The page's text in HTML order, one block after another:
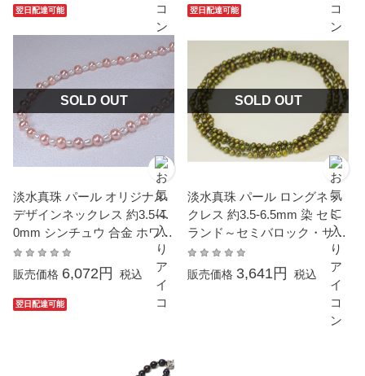
翌日配達可能
SOLD OUT
淡水真珠 パール オリジナル
デザインネックレス 約3.5-4.
0mm シンチュウ 合金 ホワイ
ト
販売価格 6,072円 税込
翌日配達可能
SOLD OUT
淡水真珠 パール ロングネッ
クレス 約3.5-6.5mm 染 セミ
ランド～セミバロック・サー
クル入
販売価格 3,641円 税込
翌日配達可能